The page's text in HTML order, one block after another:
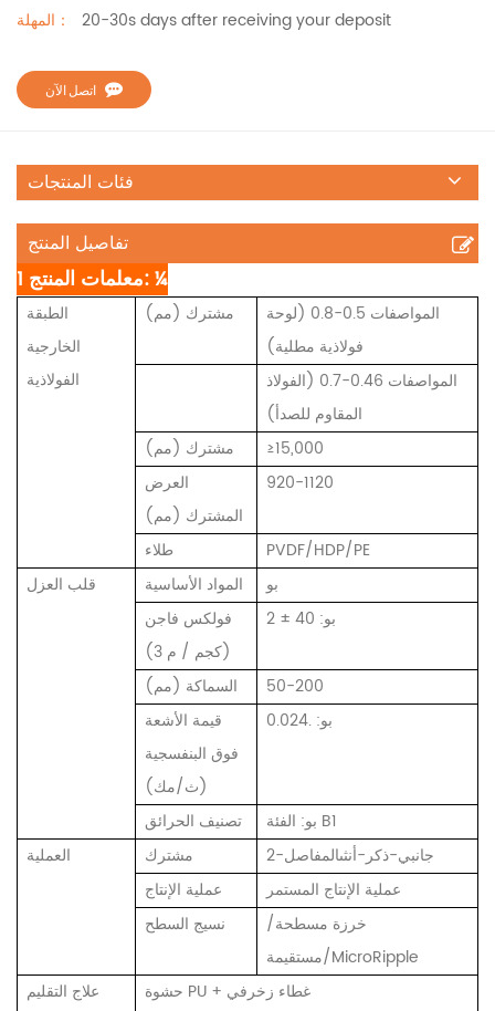
المهلة：
20-30s days after receiving your deposit
اتصل الآن
فئات المنتجات
تفاصيل المنتج
1 معلمات المنتج: ¼
الطبقة
الخارجية
الفولاذية
مشترك (مم)
المواصفات 0.5-0.8 (لوحة
فولاذية مطلية)
المواصفات 0.46-0.7 (الفولاذ
المقاوم للصدأ)
مشترك (مم)
≥15,000
العرض
المشترك (مم)
920-1120
طلاء
PVDF/HDP/PE
قلب العزل
المواد الأساسية
بو
فولكس فاجن
(كجم / م 3)
بو: 40 ± 2
السماكة (مم)
50-200
قيمة الأشعة
فوق البنفسجية
(ث/مك)
بو: .0.024
تصنيف الحرائق
بو: الفئة B1
العملية
مشترك
2-جانبي-ذكر-أنثىالمفاصل
عملية الإنتاج
عملية الإنتاج المستمر
نسيج السطح
خرزة مسطحة/
مستقيمة/MicroRipple
علاج التقليم
حشوة PU + غطاء زخرفي